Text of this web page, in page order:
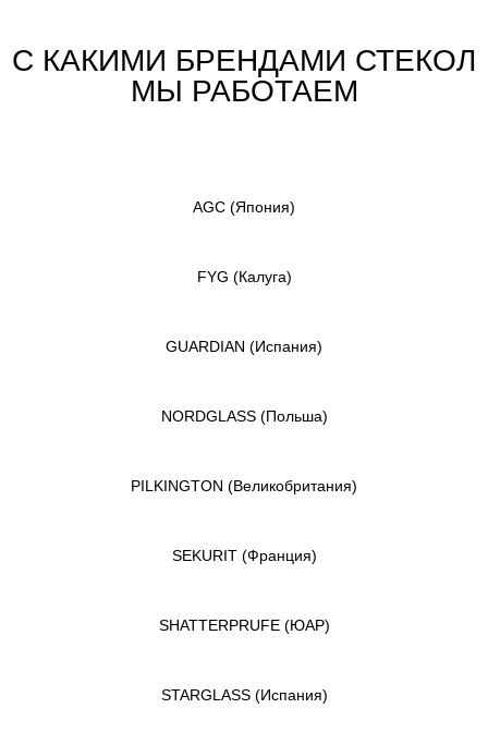
С КАКИМИ БРЕНДАМИ СТЕКОЛ
МЫ РАБОТАЕМ
AGC (Япония)
FYG (Калуга)
GUARDIAN (Испания)
NORDGLASS (Польша)
PILKINGTON (Великобритания)
SEKURIT (Франция)
SHATTERPRUFE (ЮАР)
STARGLASS (Испания)